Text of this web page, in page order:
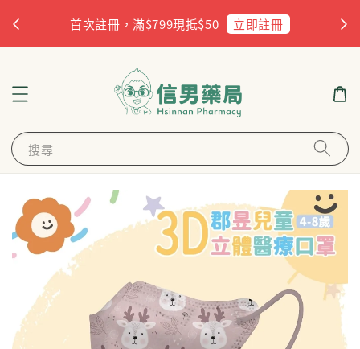
首次註冊，滿$799現抵$50 立即註冊
搜尋